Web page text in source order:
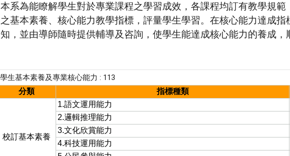
本系為能瞭解學生對於專業課程之學習成效，各課程均訂有教學規
之基本素養、核心能力教學指標，評量學生學習。在核心能力達成
知，並由導師隨時提供輔導及咨詢，使學生能達成核心能力的養成，